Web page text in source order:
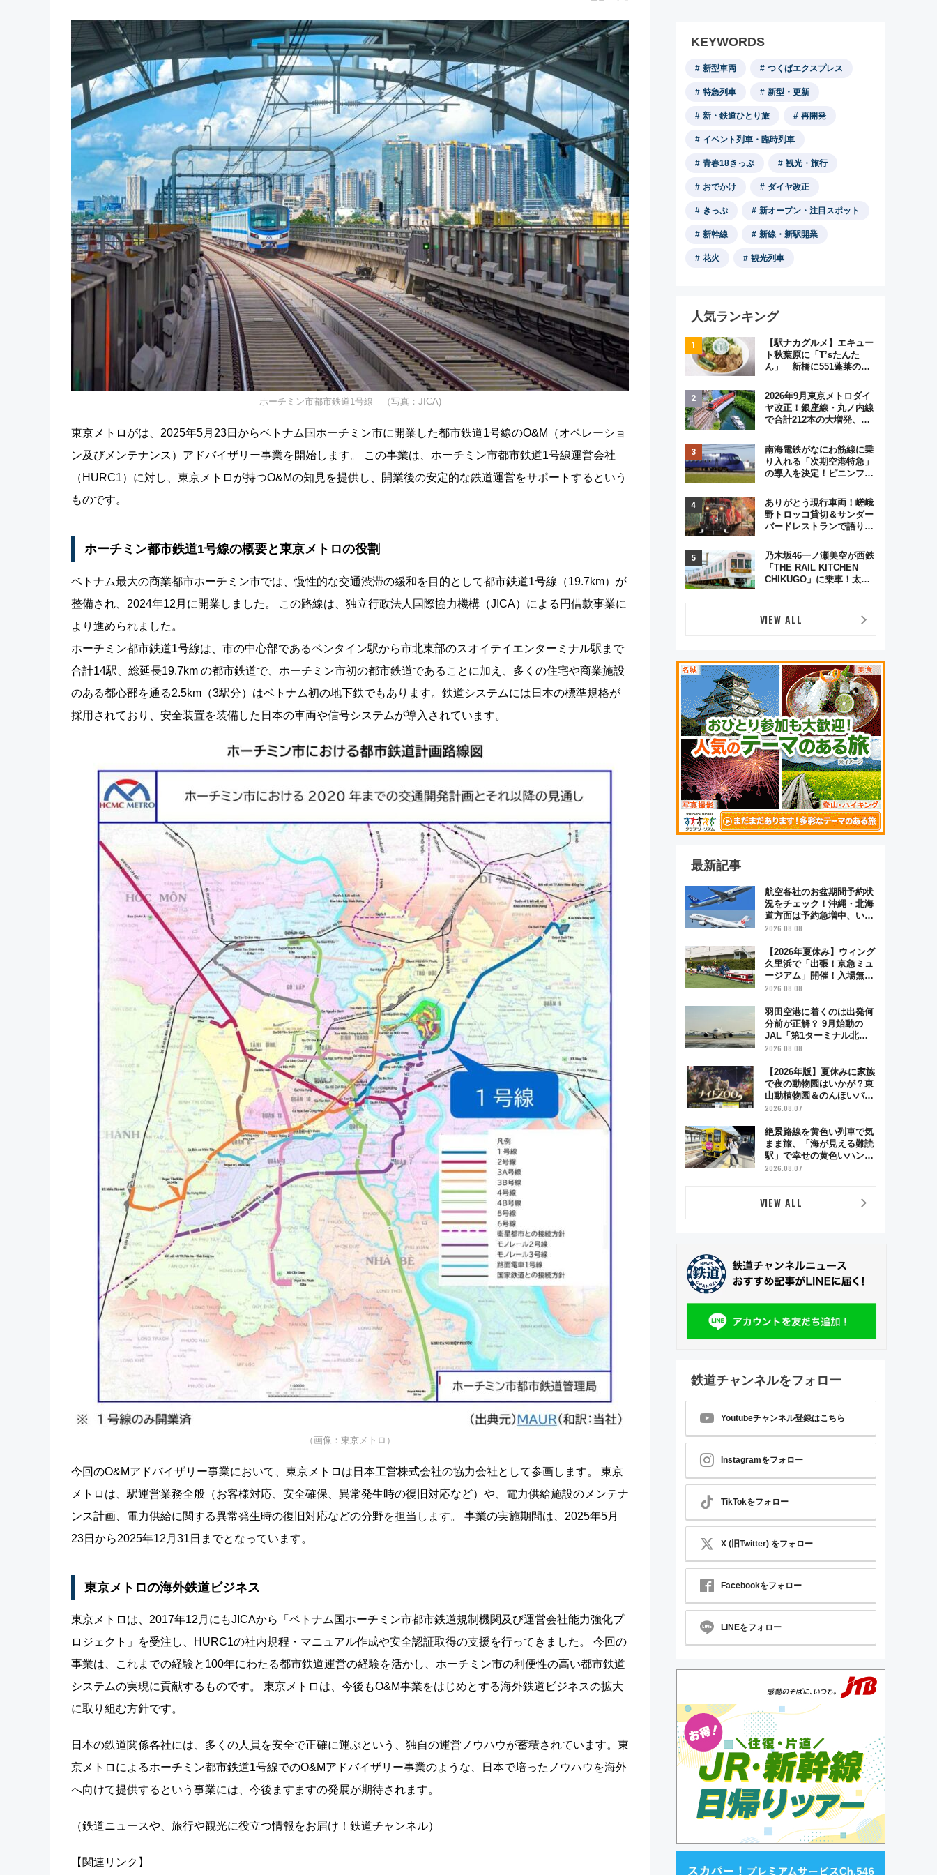
ホーチミン市都市鉄道1号線 （写真：JICA)
東京メトロがは、2025年5月23日からベトナム国ホーチミン市に開業した都市鉄道1号線のO&M（オペレーショ
ン及びメンテナンス）アドバイザリー事業を開始します。 この事業は、ホーチミン市都市鉄道1号線運営会社
（HURC1）に対し、東京メトロが持つO&Mの知見を提供し、開業後の安定的な鉄道運営をサポートするという
ものです。
ホーチミン都市鉄道1号線の概要と東京メトロの役割
ベトナム最大の商業都市ホーチミン市では、慢性的な交通渋滞の緩和を目的として都市鉄道1号線（19.7km）が
整備され、2024年12月に開業しました。 この路線は、独立行政法人国際協力機構（JICA）による円借款事業に
より進められました。
ホーチミン都市鉄道1号線は、市の中心部であるベンタイン駅から市北東部のスオイテイエンターミナル駅まで
合計14駅、総延長19.7km の都市鉄道で、ホーチミン市初の都市鉄道であることに加え、多くの住宅や商業施設
のある都心部を通る2.5km（3駅分）はベトナム初の地下鉄でもあります。鉄道システムには日本の標準規格が
採用されており、安全装置を装備した日本の車両や信号システムが導入されています。
（画像：東京メトロ）
今回のO&Mアドバイザリー事業において、東京メトロは日本工営株式会社の協力会社として参画します。 東京
メトロは、駅運営業務全般（お客様対応、安全確保、異常発生時の復旧対応など）や、電力供給施設のメンテナ
ンス計画、電力供給に関する異常発生時の復旧対応などの分野を担当します。 事業の実施期間は、2025年5月
23日から2025年12月31日までとなっています。
東京メトロの海外鉄道ビジネス
東京メトロは、2017年12月にもJICAから「ベトナム国ホーチミン市都市鉄道規制機関及び運営会社能力強化プ
ロジェクト」を受注し、HURC1の社内規程・マニュアル作成や安全認証取得の支援を行ってきました。 今回の
事業は、これまでの経験と100年にわたる都市鉄道運営の経験を活かし、ホーチミン市の利便性の高い都市鉄道
システムの実現に貢献するものです。 東京メトロは、今後もO&M事業をはじめとする海外鉄道ビジネスの拡大
に取り組む方針です。
日本の鉄道関係各社には、多くの人員を安全で正確に運ぶという、独自の運営ノウハウが蓄積されています。東
京メトロによるホーチミン都市鉄道1号線でのO&Mアドバイザリー事業のような、日本で培ったノウハウを海外
へ向けて提供するという事業には、今後ますますの発展が期待されます。
（鉄道ニュースや、旅行や観光に役立つ情報をお届け！鉄道チャンネル）
【関連リンク】
KEYWORDS
新型車両 つくばエクスプレス
特急列車 新型・更新
新・鉄道ひとり旅 再開発
イベント列車・臨時列車
青春18きっぷ 観光・旅行
おでかけ ダイヤ改正
きっぷ 新オープン・注目スポット
新幹線 新線・新駅開業
花火 観光列車
人気ランキング
【駅ナカグルメ】エキュー
ト秋葉原に「T’sたんた
ん」 新橋に551蓬莱の
オムライス専門店「肉とた
まご」新グルメ続々登場！
【2026年8月】
2026年9月東京メトロダイ
ヤ改正！銀座線・丸ノ内線
で合計212本の大増発、混
南海電鉄がなにわ筋線に乗
り入れる「次期空港特急」
の導入を決定！ピニンファ
デザイン
ありがとう現行車両！嵯峨
野トロッコ貸切＆サンダー
バードレストランで語り合
原トシヒロと行く！9月13
日「京都の鉄道満喫ツア
ー」開催
乃木坂46一ノ瀬美空が西鉄
「THE RAIL KITCHEN
CHIKUGO」に乗車！太宰
VIEW ALL
最新記事
航空各社のお盆期間予約状
況をチェック！沖縄・北海
道方面は予約急増中、いま
から狙うべき日は？
2026.08.08
【2026年夏休み】ウィング
久里浜で「出張！京急ミュ
ージアム」開催！入場無料
でスタンプラリーや子ども
2026.08.08
羽田空港に着くのは出発何
分前が正解？ 9月始動の
JAL「第1ターミナル北側
サテライト」は徒歩1キロ
点まとめ
2026.08.08
【2026年版】夏休みに家族
で夜の動物園はいかが？東
山動植物園＆のんほいパー
ク「ナイトZOO」開催情報
2026.08.07
絶景路線を黄色い列車で気
まま旅、「海が見える難読
駅」で幸せの黄色いハンカ
チに願いを 「新・鉄道ひ
2026.08.07
VIEW ALL
鉄道チャンネルをフォロー
Youtubeチャンネル登録はこちら
Instagramをフォロー
TikTokをフォロー
X (旧Twitter) をフォロー
Facebookをフォロー
LINEをフォロー